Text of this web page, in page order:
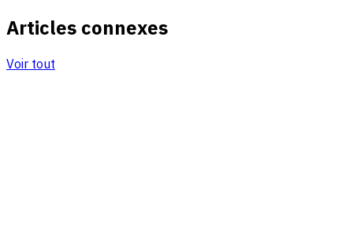
Articles connexes
Voir tout